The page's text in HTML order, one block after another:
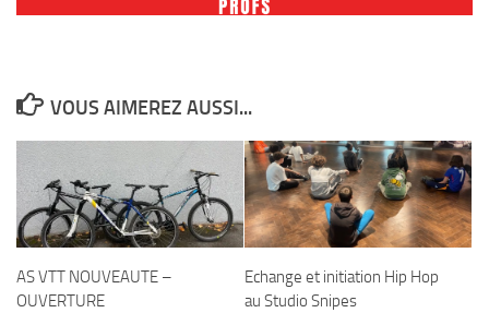
VOUS AIMEREZ AUSSI...
AS VTT NOUVEAUTE –
OUVERTURE
Echange et initiation Hip Hop
au Studio Snipes